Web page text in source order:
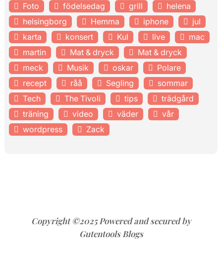
Foto
födelsedag grill
helena
helsingborg
Hemma iphone
jul
karta
konsert Kul live
mac
martin
Mat & dryck
Mat & dryck
meck
Musik oskar
Polare
recept
råå Segling
sommar
Tech
The Tivoli tips
trädgård
träning
video väder
vår
wordpress
Zack
Copyright ©2025 Powered and secured by
Gutentools Blogs